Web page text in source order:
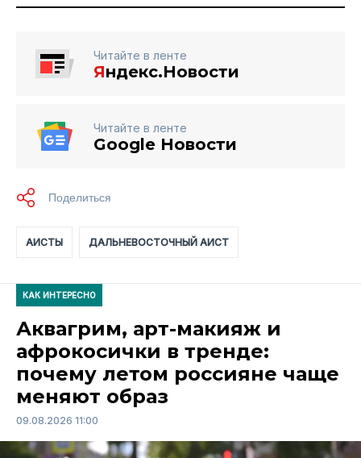
Читайте в ленте
Яндекс.Новости
Читайте в ленте
Google Новости
АИСТЫ ДАЛЬНЕВОСТОЧНЫЙ АИСТ
КАК ИНТЕРЕСНО
Аквагрим, арт-макияж и
афрокосички в тренде:
почему летом россияне чаще
меняют образ
09.08.2026 11:00